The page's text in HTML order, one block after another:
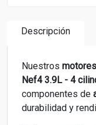
Descripción
Nuestros
Nef4 3.9L - 4
componentes de
durabilidad y